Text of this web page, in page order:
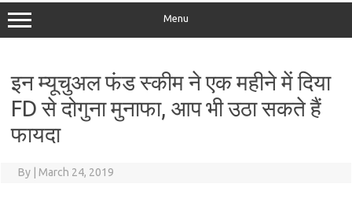
Menu
इन म्यूचुअल फंड स्कीम ने एक महीने में दिया
FD से दोगुना मुनाफा, आप भी उठा सकते हैं
फायदा
By March 24, 2019